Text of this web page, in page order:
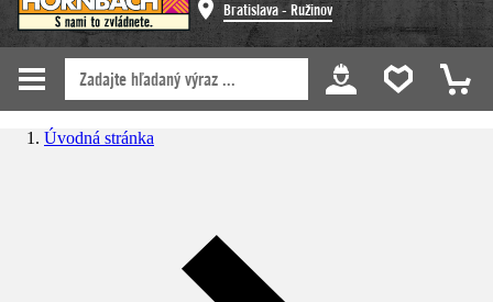
Bratislava - Ružinov
Úvodná stránka